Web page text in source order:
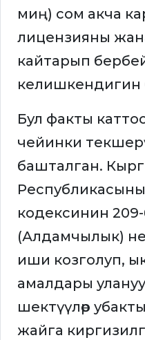
миң) сом акча
лицензияны
кайтарып
Бул факты
чейинки
башталган.
кодексинин
(Алдамчылык)
иши козголуп,
амалдары
шектүүлөр
жайга